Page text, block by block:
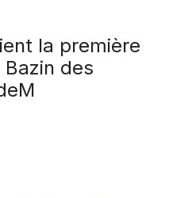
la première
des